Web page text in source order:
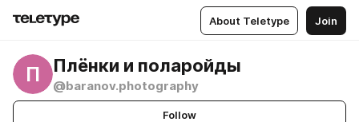
About Teletype Join
П Плёнки и поларойды
@baranov.photography
Follow